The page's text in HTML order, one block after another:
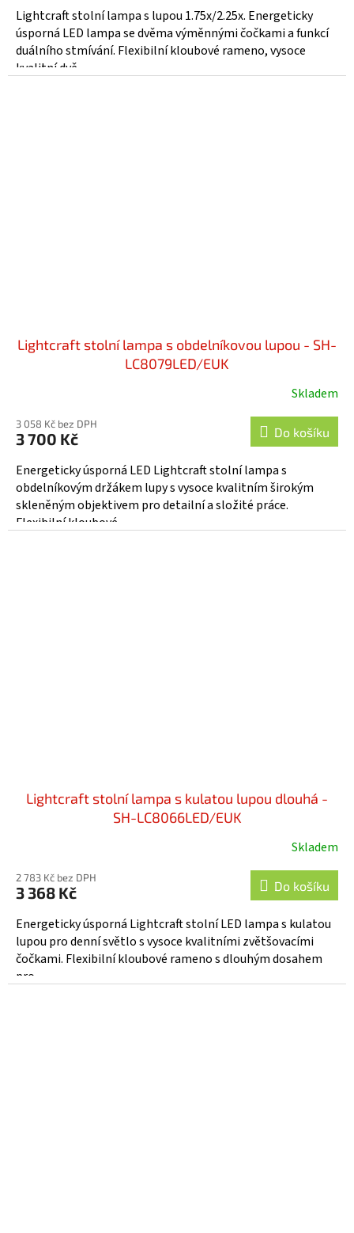
Lightcraft stolní lampa s lupou 1.75x/2.25x. Energeticky
úsporná LED lampa se dvěma výměnnými čočkami a funkcí
duálního stmívání. Flexibilní kloubové rameno, vysoce
kvalitní dvě...
Lightcraft stolní lampa s obdelníkovou lupou - SH-
LC8079LED/EUK
Skladem
3 058 Kč bez DPH
3 700 Kč Do košíku
Energeticky úsporná LED Lightcraft stolní lampa s
obdelníkovým držákem lupy s vysoce kvalitním širokým
skleněným objektivem pro detailní a složité práce.
Flexibilní kloubové...
Lightcraft stolní lampa s kulatou lupou dlouhá -
SH-LC8066LED/EUK
Skladem
2 783 Kč bez DPH
3 368 Kč Do košíku
Energeticky úsporná Lightcraft stolní LED lampa s kulatou
lupou pro denní světlo s vysoce kvalitními zvětšovacími
čočkami. Flexibilní kloubové rameno s dlouhým dosahem
pro...